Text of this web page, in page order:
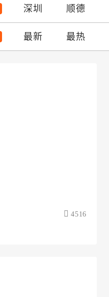
深圳 顺德
最新 最热
4516